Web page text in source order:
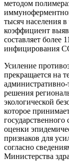
методом
тысяч населения
коэффициент
составляет более
инфицирования
Усиление
прекращается на
решения
экологической
которое
государственного
оценки
признаков для
согласно
Министерства